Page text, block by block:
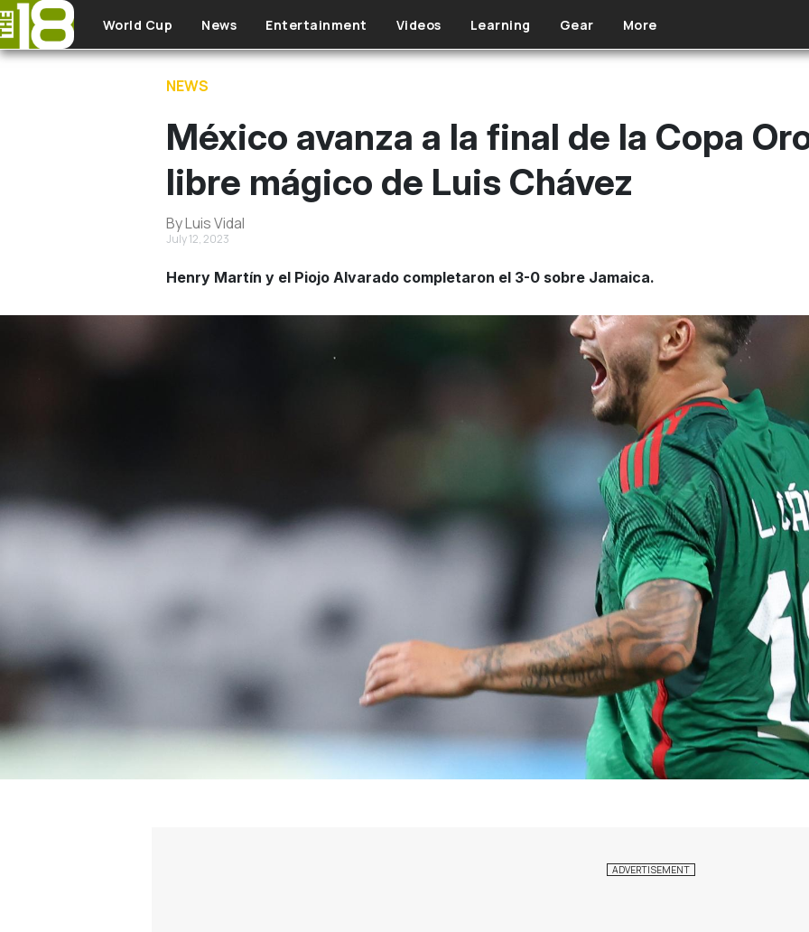
Skip to main content
World Cup News Entertainment Videos Learning Gear More
NEWS
México avanza a la final de la Copa
libre mágico de Luis Chávez
By Luis Vidal
July 12, 2023
Henry Martín y el Piojo Alvarado completaron el 3-0 sobre Jamaica.